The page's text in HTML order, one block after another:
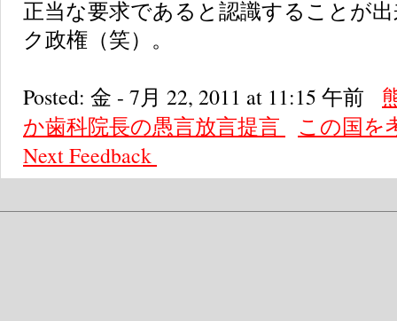
正当な要求であると認識することが
ク政権（笑）。
Posted: 金 - 7月 22, 2011 at 11:15 午前
か歯科院長の愚言放言提言
この国を
NextFeedback